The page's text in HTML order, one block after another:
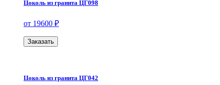
Цоколь из гранита ЦГ098
от 19600 ₽
Заказать
Цоколь из гранита ЦГ042